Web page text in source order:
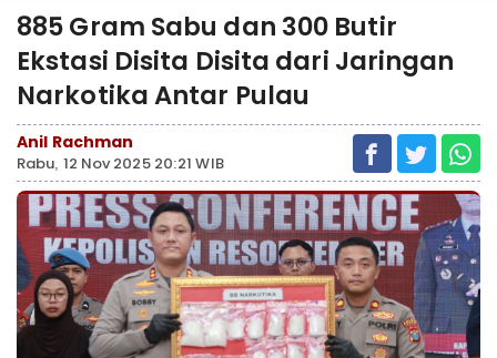
885 Gram Sabu dan 300 Butir
Ekstasi Disita Disita dari Jaringan
Narkotika Antar Pulau
Anil Rachman
Rabu, 12 Nov 2025 20:21 WIB